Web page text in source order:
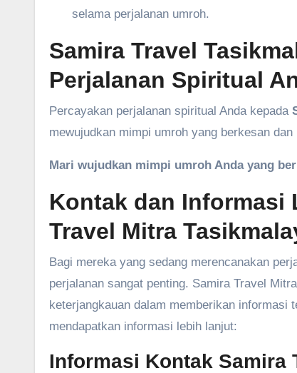
selama perjalanan umroh.
Samira Travel
Perjalanan Spiritual
Percayakan perjalanan spiritual Anda kepada
mewujudkan mimpi umroh yang berkesan dan
Mari wujudkan mimpi umroh Anda yang
Kontak dan Informasi
Travel Mitra
Bagi mereka yang sedang merencanakan
perjalanan sangat penting. Samira Travel
keterjangkauan dalam memberikan informasi
mendapatkan informasi lebih lanjut:
Informasi Kontak Samira